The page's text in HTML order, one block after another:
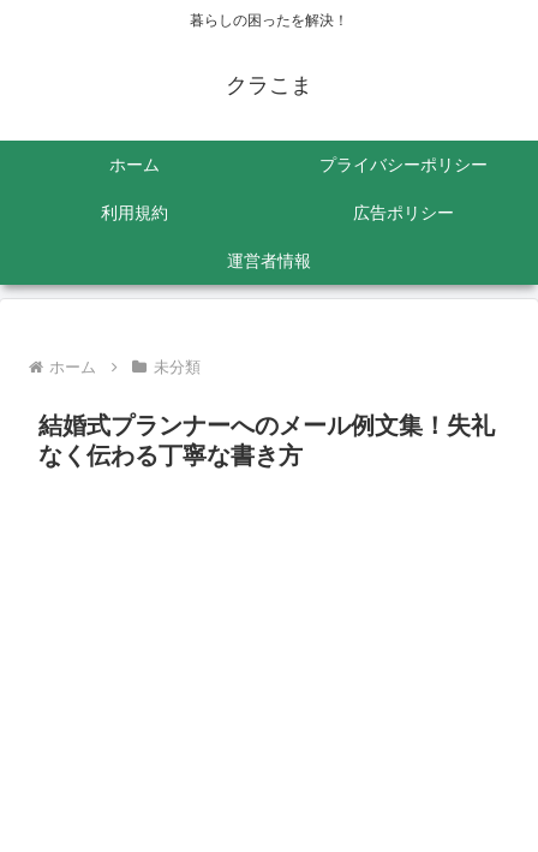
暮らしの困ったを解決！
クラこま
ホーム プライバシーポリシー
利用規約 広告ポリシー
運営者情報
ホーム 未分類
結婚式プランナーへのメール例文集！失礼
なく伝わる丁寧な書き方